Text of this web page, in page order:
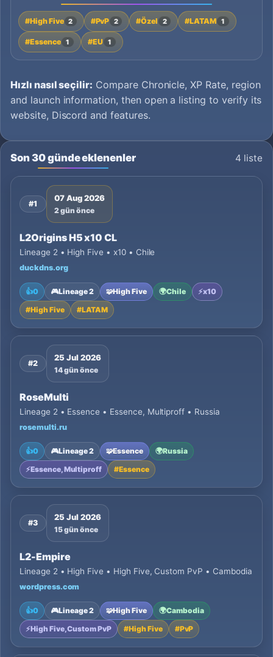
#High Five 2 #PvP 2 #Özel 2 #LATAM 1
#Essence 1 #EU 1
Hızlı nasıl seçilir: Compare Chronicle, XP Rate, region
and launch information, then open a listing to verify its
website, Discord and features.
Son 30 günde eklenenler 4 liste
#1
07 Aug 2026
2 gün önce
L2Origins H5 x10 CL
Lineage 2 • High Five • x10 • Chile
duckdns.org
👍0 🎮Lineage 2 🧩High Five 🌍Chile ⚡x10
#High Five #LATAM
#2
25 Jul 2026
14 gün önce
RoseMulti
Lineage 2 • Essence • Essence, Multiproff • Russia
rosemulti.ru
👍0 🎮Lineage 2 🧩Essence 🌍Russia
⚡Essence, Multiproff #Essence
#3
25 Jul 2026
15 gün önce
L2-Empire
Lineage 2 • High Five • High Five, Custom PvP • Cambodia
wordpress.com
👍0 🎮Lineage 2 🧩High Five 🌍Cambodia
⚡High Five, Custom PvP #High Five #PvP